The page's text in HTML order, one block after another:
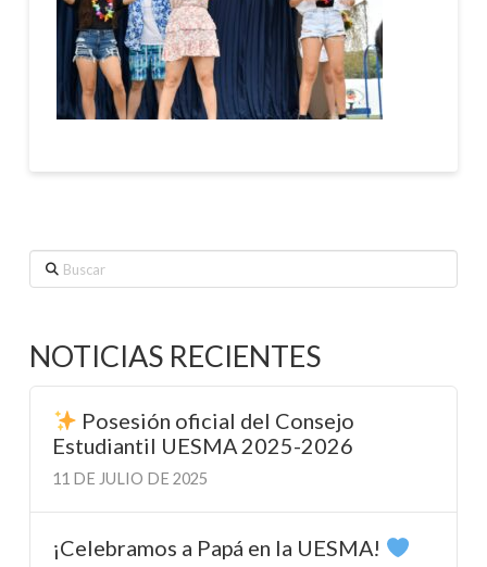
Buscar
NOTICIAS RECIENTES
Posesión oficial del Consejo
Estudiantil UESMA 2025-2026
11 DE JULIO DE 2025
¡Celebramos a Papá en la UESMA!